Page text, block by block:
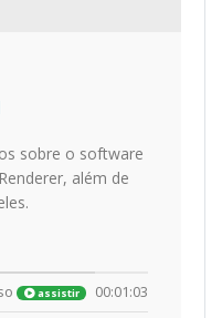
sobre o software
além de
assistir 00:01:03